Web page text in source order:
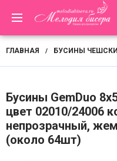
ГЛАВНАЯ / БУСИНЫ
Бусины GemDuo
цвет 02010/24006
непрозрачный,
(около 64шт)